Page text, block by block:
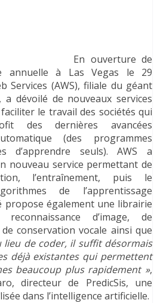
En ouverture de
annuelle à Las Vegas le 29
Services (AWS), filiale du géant
dévoilé de nouveaux services
le travail des sociétés qui
des dernières avancées
(des programmes
d’apprendre seuls). AWS a
nouveau service permettant de
l’entraînement, puis le
de l’apprentissage
propose également une librairie
d’image, de
conservation vocale ainsi que
lieu de coder, il suffit désormais
déjà existantes qui permettent
beaucoup plus rapidement »,
directeur de PredicSis, une
dans l’intelligence artificielle.